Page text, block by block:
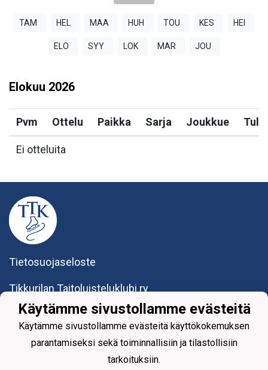
TAM HEL MAA HUH TOU KES HEI
ELO SYY LOK MAR JOU
Elokuu 2026
Pvm Ottelu Paikka Sarja Joukkue
Ei otteluita
Tietosuojaseloste
Tikkurilan Taitoluisteluklubi ry
Käytämme sivustollamme evästeitä
Käytämme sivustollamme evästeitä käyttökokemuksen
parantamiseksi sekä toiminnallisiin ja tilastollisiin
tarkoituksiin.